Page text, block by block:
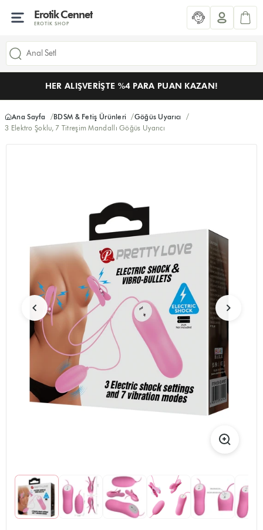
Erotik Cennet
EROTIK SHOP
HER ALIŞVERIŞTE %4 PARA PUAN KAZAN!
Ana Sayfa BDSM & Fetiş Ürünleri
Göğüs Uyarıcı
3 Elektro Şoklu, 7 Titreşim Mandallı Göğüs Uyarıcı